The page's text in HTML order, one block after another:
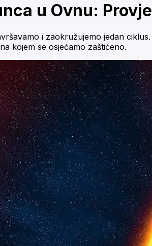
u Ovnu:
i zaokružujemo jedan
kojem se osjećamo zaštićeno.